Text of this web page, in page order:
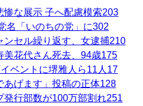
惨な展示 子へ配慮模索203
名「いのちの党」に302
ンセル繰り返す、女逮捕210
美花代さん死去、94歳175
ベントに堺雅人ら11人 17
あげます」投稿の正体128
発行部数が100万部割れ251